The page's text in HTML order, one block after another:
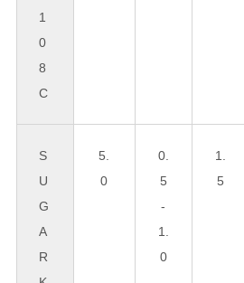
1
0
8
C
S
U
G
A
R
5.
0
0.
5
-
1.
0
1.
5